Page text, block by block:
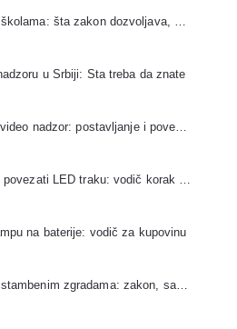
u Srbiji: Šta treba da znate
na baterije: vodič za kupovinu
Video nadzor u stambenim zgradama: zakon, saglasnost i pravila